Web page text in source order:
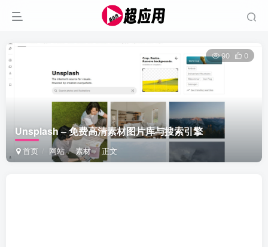
Unsplash – 免费高清素材图片库与搜索引擎
首页 网站 素材 正文
90 0